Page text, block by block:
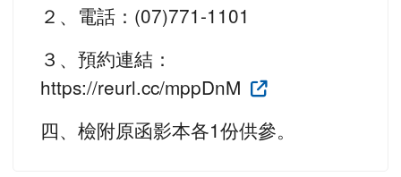
２、電話：(07)771-1101
３、預約連結：
https://reurl.cc/mppDnM
四、檢附原函影本各1份供參。